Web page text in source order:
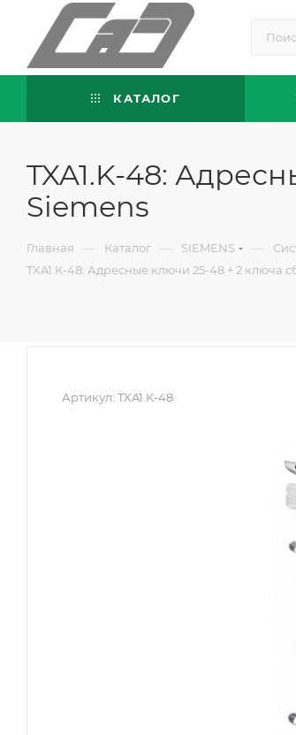
КАТАЛОГ
TXA1.K-48:
Siemens
Главная — Каталог — SIEMENS —
TXA1.K-48: Адресные ключи 25-48 + 2 ключа
Артикул: TXA1.K-48